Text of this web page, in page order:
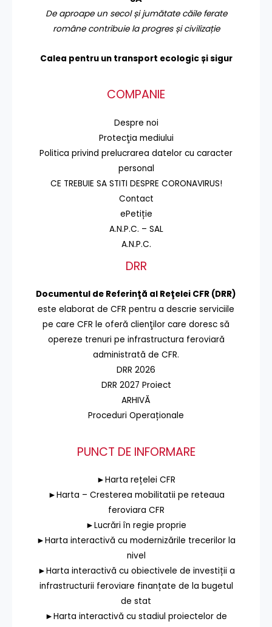
De aproape un secol și jumătate căile ferate
române contribuie la progres și civilizație
Calea pentru un transport ecologic și sigur
COMPANIE
Despre noi
Protecţia mediului
Politica privind prelucrarea datelor cu caracter
personal
CE TREBUIE SA STITI DESPRE CORONAVIRUS!
Contact
ePetiție
A.N.P.C. – SAL
A.N.P.C.
DRR
Documentul de Referinţă al Reţelei CFR (DRR)
este elaborat de CFR pentru a descrie serviciile
pe care CFR le oferă clienţilor care doresc să
opereze trenuri pe infrastructura feroviară
administrată de CFR.
DRR 2026
DRR 2027 Proiect
ARHIVĂ
Proceduri Operaționale
PUNCT DE INFORMARE
►Harta rețelei CFR
►Harta – Cresterea mobilitatii pe reteaua
feroviara CFR
►Lucrări în regie proprie
►Harta interactivă cu modernizările trecerilor la
nivel
►Harta interactivă cu obiectivele de investiții a
infrastructurii feroviare finanțate de la bugetul
de stat
►Harta interactivă cu stadiul proiectelor de